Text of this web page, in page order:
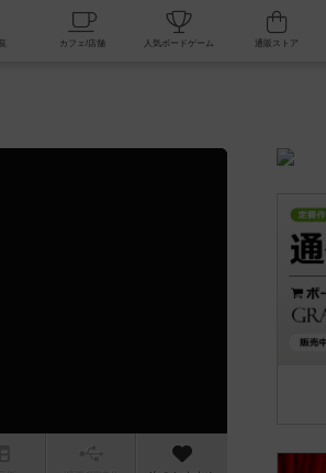
掲示板一覧 カフェ/店舗 人気ボードゲーム